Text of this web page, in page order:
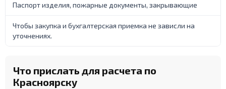
Паспорт изделия, пожарные документы, закрывающие
Чтобы закупка и бухгалтерская приемка не зависли на
уточнениях.
Что прислать для расчета по
Красноярску